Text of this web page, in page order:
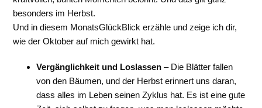
besonders im Herbst.
Und in diesem MonatsGlückBlick erzähle und zeige ich dir,
wie der Oktober auf mich gewirkt hat.
Vergänglichkeit und Loslassen – Die Blätter fallen
von den Bäumen, und der Herbst erinnert uns daran,
dass alles im Leben seinen Zyklus hat. Es ist eine gute